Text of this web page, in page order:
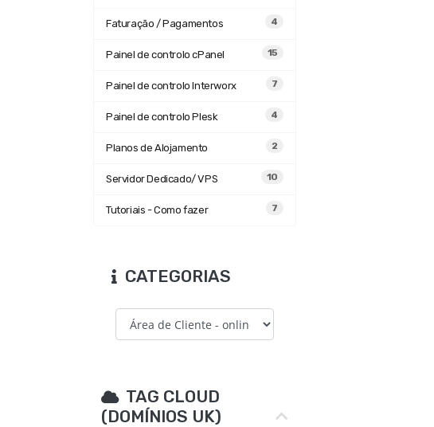
4
Faturação / Pagamentos
15
Painel de controlo cPanel
7
Painel de controlo Interworx
4
Painel de controlo Plesk
2
Planos de Alojamento
10
Servidor Dedicado/ VPS
7
Tutoriais - Como fazer
CATEGORIAS
TAG CLOUD
(DOMÍNIOS UK)